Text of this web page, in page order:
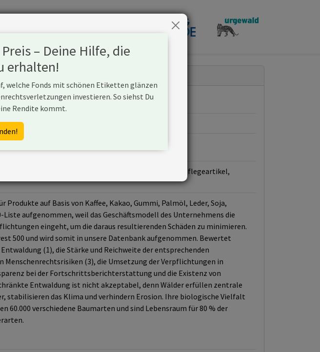
Einzelhandelsunternehmen das Lebensmittel, Körperpflegeartikel,
auf Basis von Kaffee, Kakao, Gummi, Palmöl, Leder, Soja,
aufgenommen, weil das Geschäftsmodell des Unternehmens die
eingeht, um die daraus resultierenden Schäden zu minimieren.
500 und wird somit in unsere Datenbank aufgenommen. Bewertet
(1), die Stärke und Reichweite der entsprechenden
(3), die Umsetzung der Verpflichtungen in
bei der Fortschrittsberichterstattung und die Existenz von
Entwaldung ist nicht akzeptabel, denn Wälder erfüllen zentrale
stabilisieren das Klima und verhindern Erosion. Ihre biologische Vielfalt
60.000 verschiedene Baumarten und sind Lebensraum für 80 % der
– Deine Hilfe, die
erhalten!
welche Fonds mit schönen Etiketten glänzen
investieren. So siehst Du
Rendite kommt.